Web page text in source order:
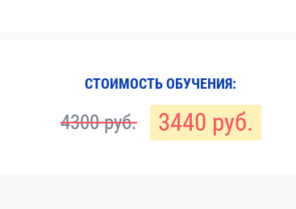
СТОИМОСТЬ ОБУЧЕНИЯ:
4300 руб. 3440 руб.
Федерации государственной экспертизы проектной
правовые и нормативно-технические
безопасности